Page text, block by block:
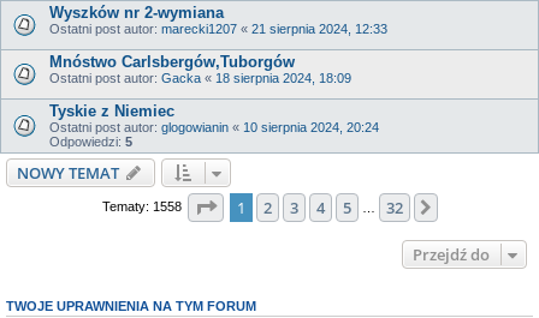
Wyszków nr 2-wymiana
Ostatni post autor: marecki1207 « 21 sierpnia 2024, 12:33
Mnóstwo Carlsbergów,Tuborgów
Ostatni post autor: Gacka « 18 sierpnia 2024, 18:09
Tyskie z Niemiec
Ostatni post autor: glogowianin « 10 sierpnia 2024, 20:24
Odpowiedzi: 5
NOWY TEMAT
Tematy: 1558 Strona1 z32
1 2 3 4 5 32
Przejdź do
TWOJE UPRAWNIENIA NA TYM FORUM